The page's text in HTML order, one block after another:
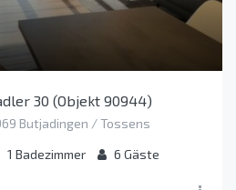
30 (Objekt 90944)
Butjadingen / Tossens
1 Badezimmer 6 Gäste